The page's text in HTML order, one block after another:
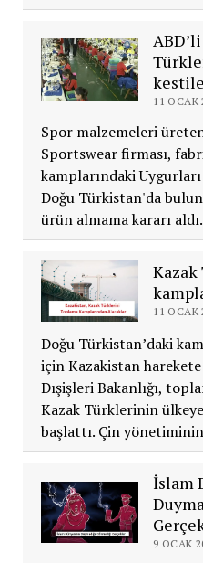
11 OCAK
Spor malzemeleri
Sportswear firması,
kamplarındaki
Doğu Türkistan'da
ürün almama kararı aldı.
11 OCAK
Doğu Türkistan’daki
için Kazakistan
Dışişleri Bakanlığı,
Kazak Türklerinin
başlattı. Çin
İslam
9 OCAK